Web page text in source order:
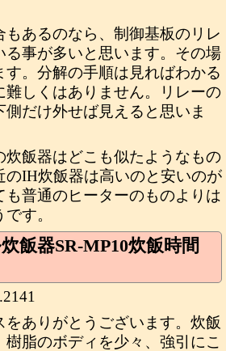
もあるのなら、制御基板のリレ
る事が多いと思います。その場
。分解の手順は見ればわかる
難しくはありません。リレーの
だけ外せば見えると思いま
炊飯器はどこも似たようなもの
のIH炊飯器は高いのと安いのが
も普通のヒーターのものよりは
す。
飯器SR-MP10炊飯時間
をありがとうございます。炊飯
脂のボディを少々、強引にこ